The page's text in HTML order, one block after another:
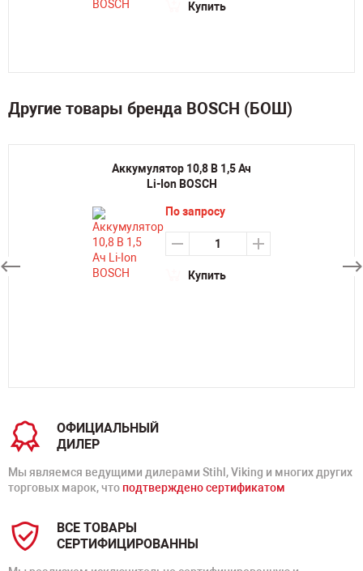
Купить
Другие товары бренда BOSCH (БОШ)
Аккумулятор 10,8 В 1,5 Ач
Li-Ion BOSCH
По запросу
Купить
ОФИЦИАЛЬНЫЙ
ДИЛЕР
Мы являемся ведущими дилерами Stihl, Viking и многих других
торговых марок, что подтверждено сертификатом
ВСЕ ТОВАРЫ
СЕРТИФИЦИРОВАННЫ